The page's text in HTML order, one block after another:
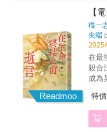
放
光
焉渡
回到
命幫
並擁
樣的
想嗎
楠
的
命幫
Readmoo
【
楪一
尖端
在最
殺合
成為
這
社會
下
特價